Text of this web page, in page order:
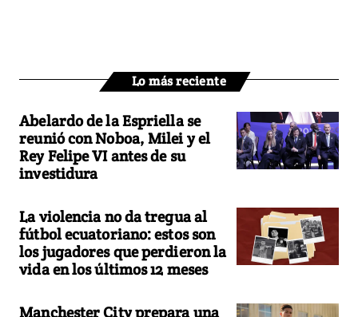
Lo más reciente
Abelardo de la Espriella se
reunió con Noboa, Milei y el
Rey Felipe VI antes de su
investidura
La violencia no da tregua al
fútbol ecuatoriano: estos son
los jugadores que perdieron la
vida en los últimos 12 meses
Manchester City prepara una